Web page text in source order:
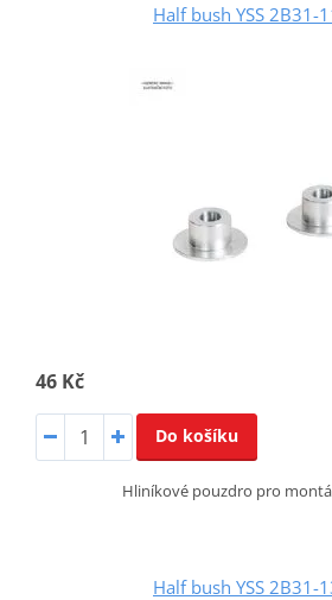
Half bush YSS 2B31-
46 Kč
Do košíku
Hliníkové pouzdro pro
Half bush YSS 2B31-